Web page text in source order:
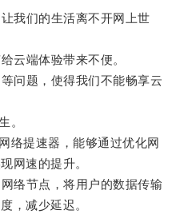
们的生活离不开网上世
端体验带来不便。
题，使得我们不能畅享云
。
提速器，能够通过优化网
网速的提升。
节点，将用户的数据传输
，减少延迟。